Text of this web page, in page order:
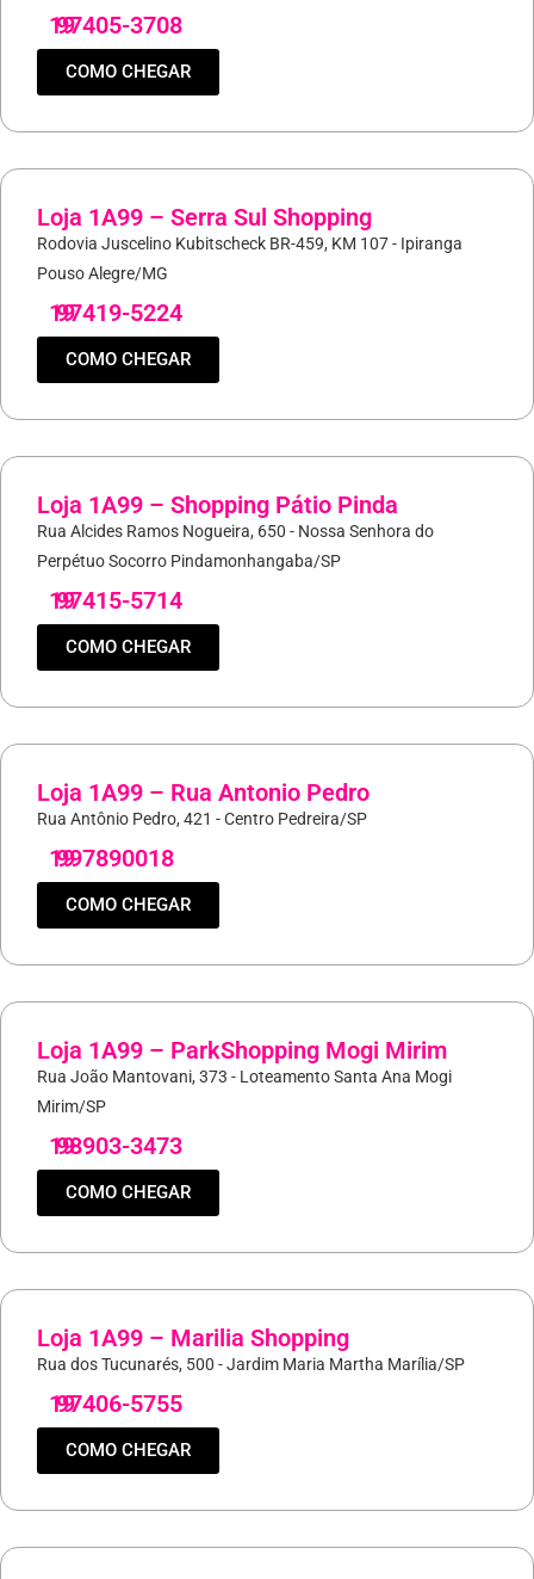
19
97405-3708
COMO CHEGAR
Loja 1A99 – Serra Sul Shopping
Rodovia Juscelino Kubitscheck BR-459, KM 107 - Ipiranga
Pouso Alegre/MG
19
97419-5224
COMO CHEGAR
Loja 1A99 – Shopping Pátio Pinda
Rua Alcides Ramos Nogueira, 650 - Nossa Senhora do
Perpétuo Socorro Pindamonhangaba/SP
19
97415-5714
COMO CHEGAR
Loja 1A99 – Rua Antonio Pedro
Rua Antônio Pedro, 421 - Centro Pedreira/SP
19
997890018
COMO CHEGAR
Loja 1A99 – ParkShopping Mogi Mirim
Rua João Mantovani, 373 - Loteamento Santa Ana Mogi
Mirim/SP
19
98903-3473
COMO CHEGAR
Loja 1A99 – Marilia Shopping
Rua dos Tucunarés, 500 - Jardim Maria Martha Marília/SP
19
97406-5755
COMO CHEGAR